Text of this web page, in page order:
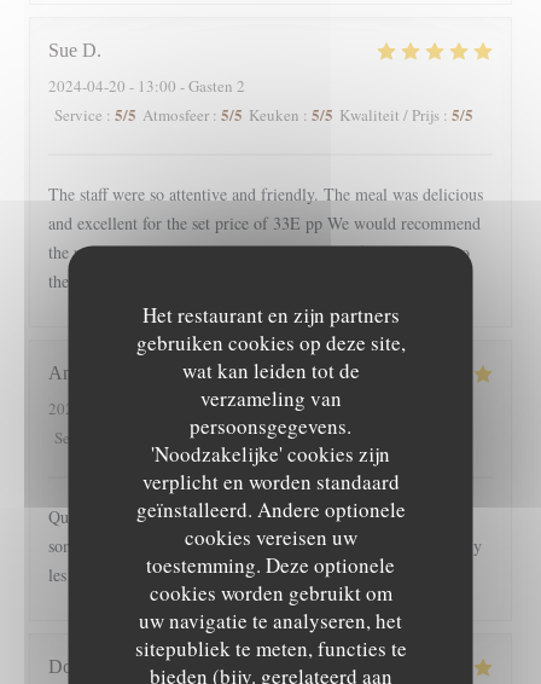
Het restaurant en zijn partners
gebruiken cookies op deze site,
wat kan leiden tot de
verzameling van
persoonsgegevens.
'Noodzakelijke' cookies zijn
verplicht en worden standaard
geïnstalleerd. Andere optionele
cookies vereisen uw
toestemming. Deze optionele
cookies worden gebruikt om
uw navigatie te analyseren, het
sitepubliek te meten, functies te
bieden (bijv. gerelateerd aan
Sue D
2024-04-20 - 13:00 - Gasten 2
Service : 5/5 Atmosfeer : 5/5 Keuken : 5/5 Kwaliteit / Prijs : 5/5
The staff were so attentive and friendly. The meal was delicious
and excellent for the set price of 33E pp We would recommend
the restaurant to anyone who enjoyed quality food. Regards to
the team
Anaïs
2024-04-20
- 12:45 - Gasten 2
Service
Atmosfeer: 4/5 Keuken: 5/5 Kwaliteit / Prijs
Quatrième visite et toujours aucune fausse note ! Nous nous
sommes régalés et le service est toujours aussi agréable. Allez y
les yeux fermés !
Domonique C